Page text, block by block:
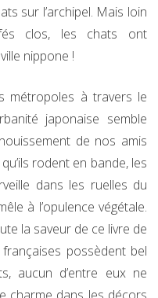
sur l’archipel. Mais loin
clos, les chats ont
nippone !
métropoles à travers le
japonaise semble
de nos amis
rodent en bande, les
dans les ruelles du
à l’opulence végétale.
la saveur de ce livre de
possèdent bel
aucun d’entre eux ne